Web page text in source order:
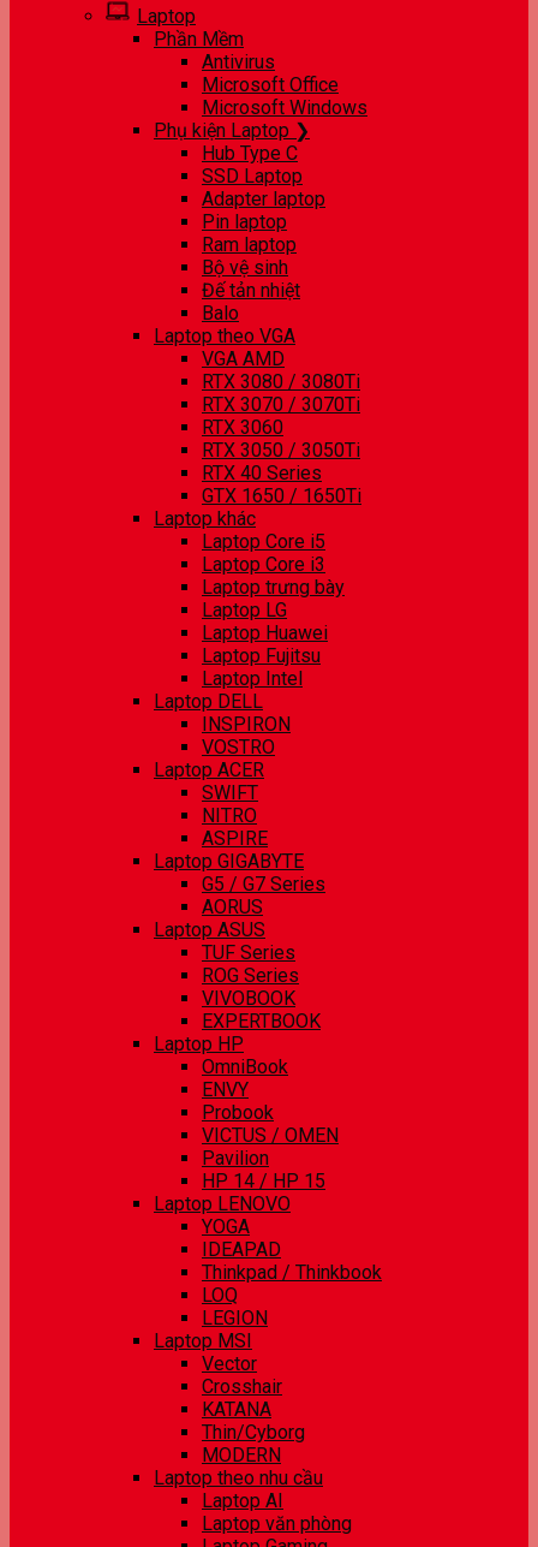
Laptop
Phần Mềm
Antivirus
Microsoft Office
Microsoft Windows
Phụ kiện Laptop ❯
Hub Type C
SSD Laptop
Adapter laptop
Pin laptop
Ram laptop
Bộ vệ sinh
Đế tản nhiệt
Balo
Laptop theo VGA
VGA AMD
RTX 3080 / 3080Ti
RTX 3070 / 3070Ti
RTX 3060
RTX 3050 / 3050Ti
RTX 40 Series
GTX 1650 / 1650Ti
Laptop khác
Laptop Core i5
Laptop Core i3
Laptop trưng bày
Laptop LG
Laptop Huawei
Laptop Fujitsu
Laptop Intel
Laptop DELL
INSPIRON
VOSTRO
Laptop ACER
SWIFT
NITRO
ASPIRE
Laptop GIGABYTE
G5 / G7 Series
AORUS
Laptop ASUS
TUF Series
ROG Series
VIVOBOOK
EXPERTBOOK
Laptop HP
OmniBook
ENVY
Probook
VICTUS / OMEN
Pavilion
HP 14 / HP 15
Laptop LENOVO
YOGA
IDEAPAD
Thinkpad / Thinkbook
LOQ
LEGION
Laptop MSI
Vector
Crosshair
KATANA
Thin/Cyborg
MODERN
Laptop theo nhu cầu
Laptop AI
Laptop văn phòng